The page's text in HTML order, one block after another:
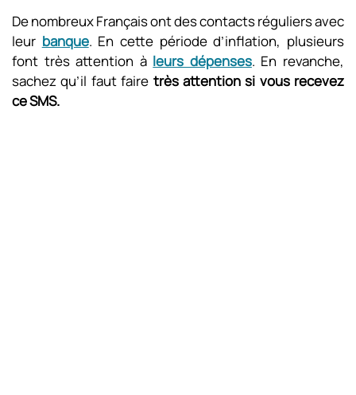
De nombreux Français ont des contacts réguliers avec
leur banque. En cette période d’inflation, plusieurs
font très attention à leurs dépenses. En revanche,
sachez qu’il faut faire très attention si vous recevez
ce SMS.